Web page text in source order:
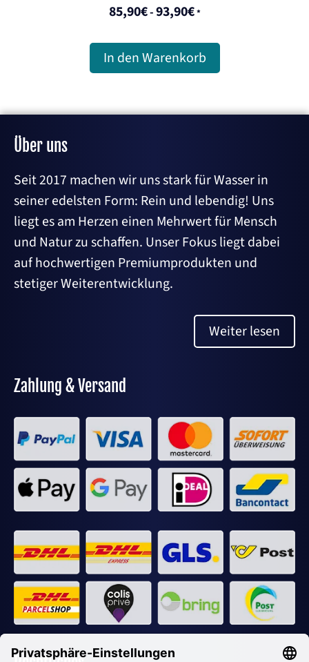
5.00
out of 5
85,90€-93,90€*
In den Warenkorb
Über uns
Seit 2017 machen wir uns stark für Wasser in
seiner edelsten Form: Rein und lebendig! Uns
liegt es am Herzen einen Mehrwert für Mensch
und Natur zu schaffen. Unser Fokus liegt dabei
auf hochwertigen Premiumprodukten und
stetiger Weiterentwicklung.
Weiter lesen
Zahlung & Versand